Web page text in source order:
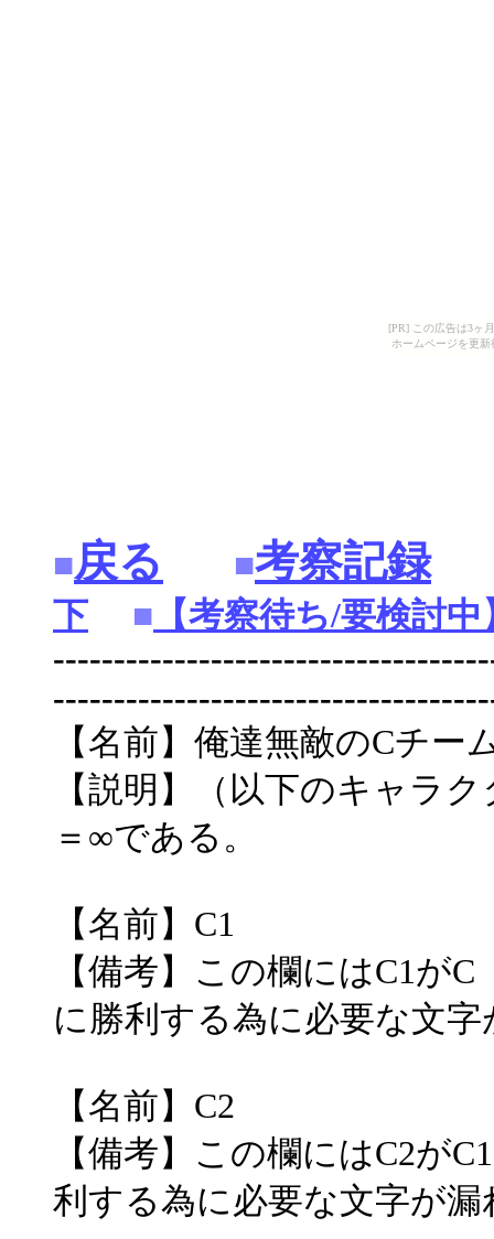
[PR] この広告は3ヶ
ホームページを更
■戻る ■考察記録
下 ■ 【考察待ち/要検討中
【名前】俺達無敵のCチー
【説明】（以下のキャラ
＝∞である。
【名前】C1
【備考】この欄にはC1が
に勝利する為に必要な文
【名前】C2
【備考】この欄にはC2が
利する為に必要な文字が